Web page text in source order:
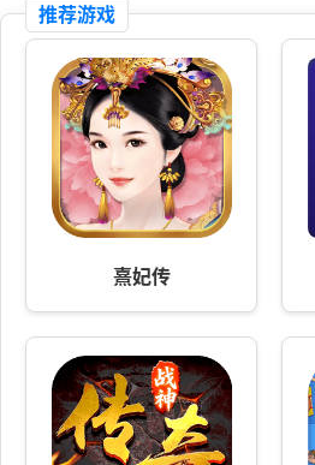
推荐游戏
熹妃传